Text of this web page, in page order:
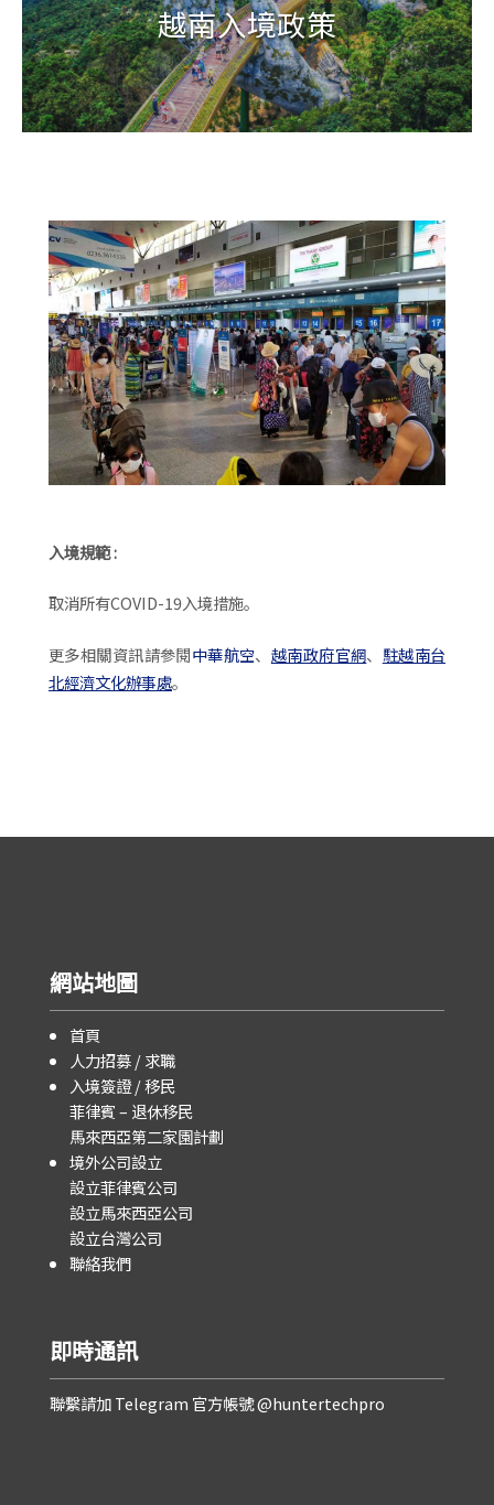
越南入境政策
入境規範 :
取消所有COVID-19入境措施。
更多相關資訊請參閱中華航空、 越南政府官網、 駐越南台
北經濟文化辦事處。
網站地圖
首頁
人力招募 / 求職
入境簽證 / 移民
菲律賓 – 退休移民
馬來西亞第二家園計劃
境外公司設立
設立菲律賓公司
設立馬來西亞公司
設立台灣公司
聯絡我們
即時通訊
聯繫請加 Telegram 官方帳號 @huntertechpro